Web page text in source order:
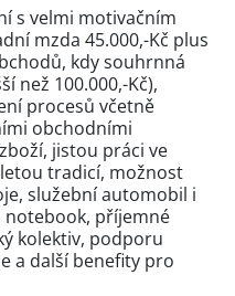
s velmi motivačním
mzda 45.000,-Kč plus
kdy souhrnná
než 100.000,-Kč),
procesů včetně
obchodními
jistou práci ve
tradicí, možnost
služební automobil i
notebook, příjemné
kolektiv, podporu
a další benefity pro